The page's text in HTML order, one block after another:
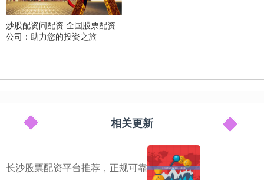
炒股配资问配资 全国股票配资
公司：助力您的投资之旅
相关更新
长沙股票配资平台推荐，正规可靠